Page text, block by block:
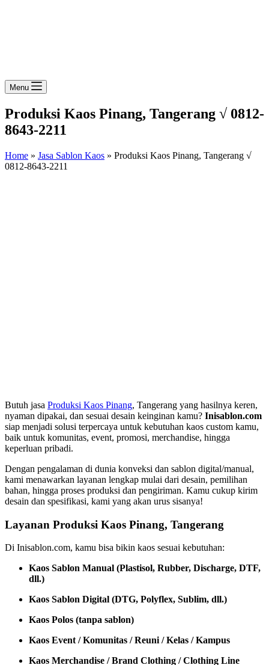
Menu
Produksi Kaos Pinang, Tangerang √ 0812-
8643-2211
Home » Jasa Sablon Kaos » Produksi Kaos Pinang, Tangerang √
0812-8643-2211
Butuh jasa Produksi Kaos Pinang, Tangerang yang hasilnya keren,
nyaman dipakai, dan sesuai desain keinginan kamu? Inisablon.com
siap menjadi solusi terpercaya untuk kebutuhan kaos custom kamu,
baik untuk komunitas, event, promosi, merchandise, hingga
keperluan pribadi.
Dengan pengalaman di dunia konveksi dan sablon digital/manual,
kami menawarkan layanan lengkap mulai dari desain, pemilihan
bahan, hingga proses produksi dan pengiriman. Kamu cukup kirim
desain dan spesifikasi, kami yang akan urus sisanya!
Layanan Produksi Kaos Pinang, Tangerang
Di Inisablon.com, kamu bisa bikin kaos sesuai kebutuhan:
Kaos Sablon Manual (Plastisol, Rubber, Discharge, DTF,
dll.)
Kaos Sablon Digital (DTG, Polyflex, Sublim, dll.)
Kaos Polos (tanpa sablon)
Kaos Event / Komunitas / Reuni / Kelas / Kampus
Kaos Merchandise / Brand Clothing / Clothing Line